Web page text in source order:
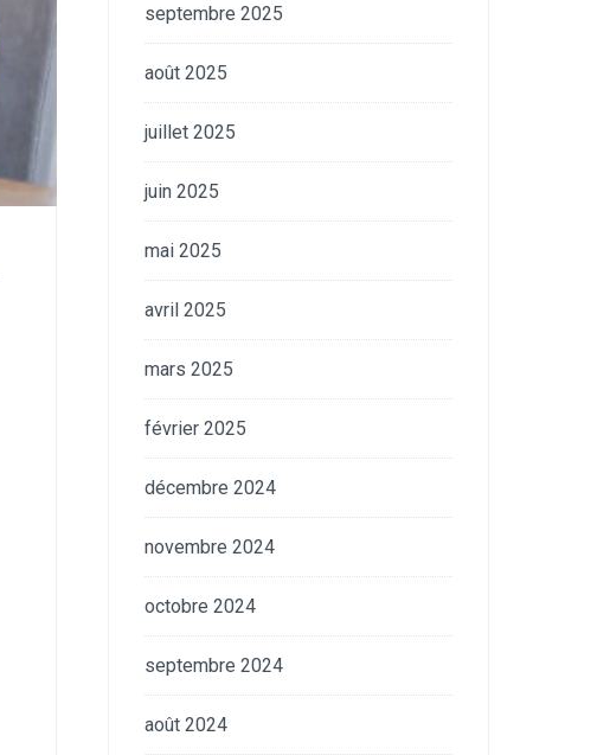
septembre 2025
août 2025
juillet 2025
juin 2025
mai 2025
avril 2025
mars 2025
février 2025
décembre 2024
novembre 2024
octobre 2024
septembre 2024
août 2024